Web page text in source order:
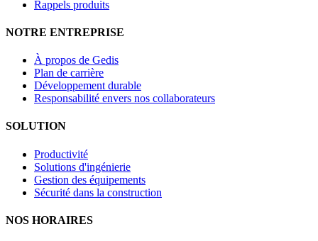
Rappels produits
NOTRE ENTREPRISE
À propos de Gedis
Plan de carrière
Développement durable
Responsabilité envers nos collaborateurs
SOLUTION
Productivité
Solutions d'ingénierie
Gestion des équipements
Sécurité dans la construction
NOS HORAIRES